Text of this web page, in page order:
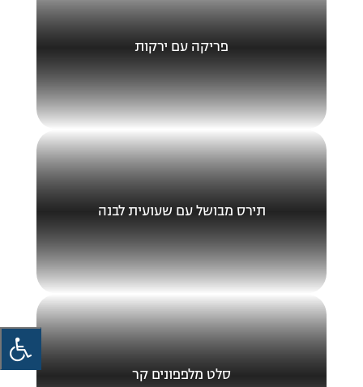
פריקה עם ירקות
תירס מבושל עם שעועית לבנה
סלט מלפפונים קר